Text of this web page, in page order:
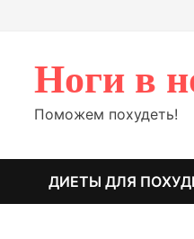
Ноги в
Поможем похудеть!
ДИЕТЫ ДЛЯ